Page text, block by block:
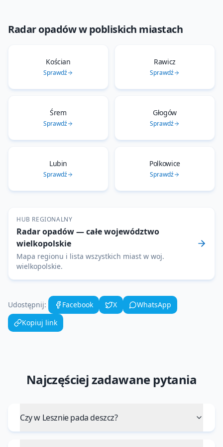
Radar opadóww pobliskich miastach
Kościan
Sprawdź
Rawicz
Sprawdź
Śrem
Sprawdź
Głogów
Sprawdź
Lubin
Sprawdź
Polkowice
Sprawdź
HUB REGIONALNY
Radar opadów— całe województwo
wielkopolskie
Mapa regionu i lista wszystkich miast w woj.
wielkopolskie.
Udostępnij: Facebook X
WhatsApp
Kopiuj link
Najczęściej zadawane pytania
Czy w Lesznie pada deszcz?